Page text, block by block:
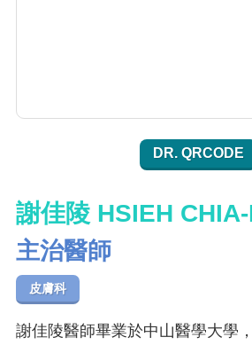
DR. QRCODE
謝佳陵 HSIEH
主治醫師
皮膚科
謝佳陵醫師畢業於中山醫學大學